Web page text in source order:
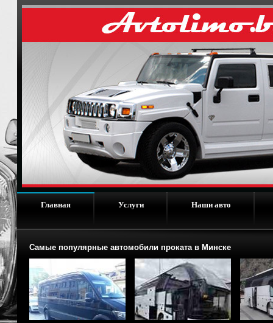
Главная Услуги Наши авто
Самые популярные автомобили проката в Минске